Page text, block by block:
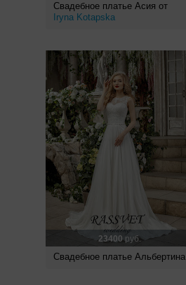
Свадебное платье Асия от
Iryna Kotapska
23400руб.
Свадебное платье Альбертина